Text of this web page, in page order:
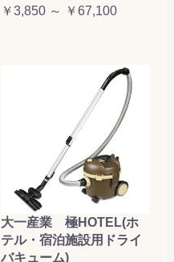
￥3,850 ～ ￥67,100
大一産業 極HOTEL(ホ
テル・宿泊施設用ドライ
バキューム)